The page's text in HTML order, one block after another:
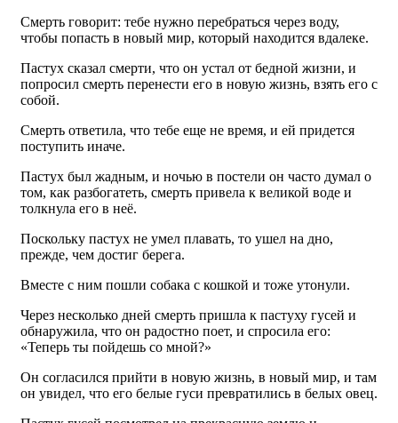
Смерть говорит: тебе нужно перебраться через воду,
чтобы попасть в новый мир, который находится вдалеке.
Пастух сказал смерти, что он устал от бедной жизни, и
попросил смерть перенести его в новую жизнь, взять его с
собой.
Смерть ответила, что тебе еще не время, и ей придется
поступить иначе.
Пастух был жадным, и ночью в постели он часто думал о
том, как разбогатеть, смерть привела к великой воде и
толкнула его в неё.
Поскольку пастух не умел плавать, то ушел на дно,
прежде, чем достиг берега.
Вместе с ним пошли собака с кошкой и тоже утонули.
Через несколько дней смерть пришла к пастуху гусей и
обнаружила, что он радостно поет, и спросила его:
«Теперь ты пойдешь со мной?»
Он согласился прийти в новую жизнь, в новый мир, и там
он увидел, что его белые гуси превратились в белых овец.